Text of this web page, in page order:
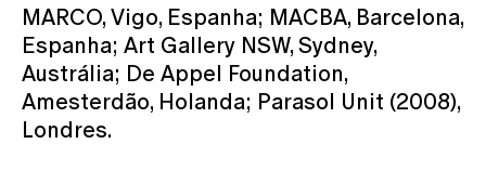
MARCO, Vigo, Espanha; MACBA, Barcelona,
Espanha; Art Gallery NSW, Sydney,
Austrália; De Appel Foundation,
Amesterdão, Holanda; Parasol Unit (2008),
Londres.